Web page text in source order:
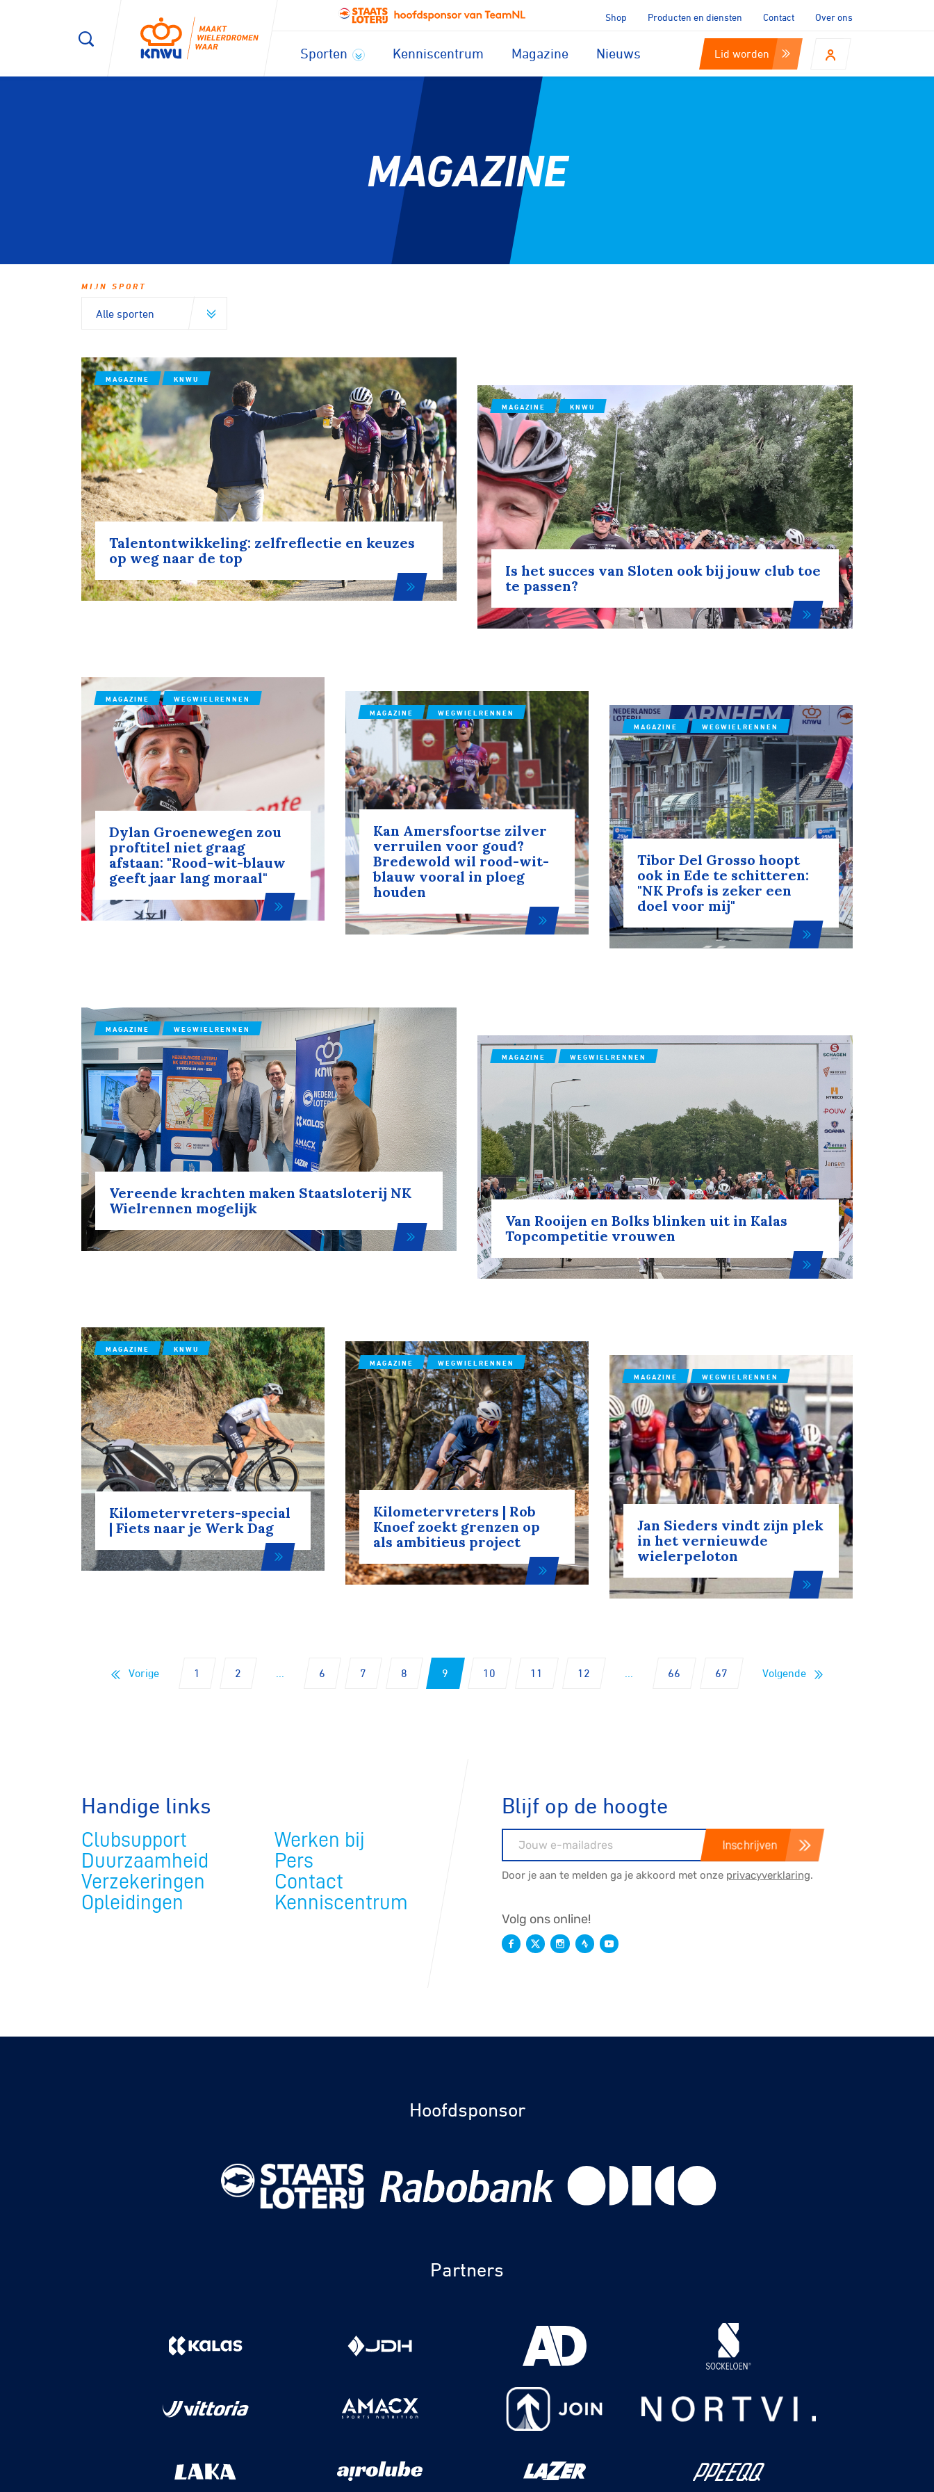
Shop Producten en diensten Contact Over ons
Sporten Kenniscentrum Magazine Nieuws Lid worden
MAGAZINE
MIJN SPORT
MAGAZINE KNWU
Talentontwikkeling: zelfreflectie en keuzes
op weg naar de top
MAGAZINE KNWU
Is het succes van Sloten ook bij jouw club toe
te passen?
MAGAZINE WEGWIELRENNEN
Dylan Groenewegen zou
proftitel niet graag
afstaan: "Rood-wit-blauw
geeft jaar lang moraal"
MAGAZINE WEGWIELRENNEN
Kan Amersfoortse zilver
verruilen voor goud?
Bredewold wil rood-wit-
blauw vooral in ploeg
houden
MAGAZINE WEGWIELRENNEN
Tibor Del Grosso hoopt
ook in Ede te schitteren:
"NK Profs is zeker een
doel voor mij"
MAGAZINE WEGWIELRENNEN
Vereende krachten maken Staatsloterij NK
Wielrennen mogelijk
MAGAZINE WEGWIELRENNEN
Van Rooijen en Bolks blinken uit in Kalas
Topcompetitie vrouwen
MAGAZINE KNWU
Kilometervreters-special
| Fiets naar je Werk Dag
MAGAZINE WEGWIELRENNEN
Kilometervreters | Rob
Knoef zoekt grenzen op
als ambitieus project
MAGAZINE WEGWIELRENNEN
Jan Sieders vindt zijn plek
in het vernieuwde
wielerpeloton
Vorige 1 2 6 7 8 9 10 11 12 66 67 Volgende
Handige links
Clubsupport
Werken bij
Duurzaamheid
Pers
Verzekeringen
Contact
Opleidingen
Kenniscentrum
Blijf op de hoogte
Inschrijven
Door je aan te melden ga je akkoord met onze privacyverklaring.
Volg ons online!
Hoofdsponsor
Partners
Mountainbiken
BMX Race
Kunstwielrijden ID-Cycling
Baanwielrennen Strandrace
BMX freestyle Gravel
Veldrijden Biketrial